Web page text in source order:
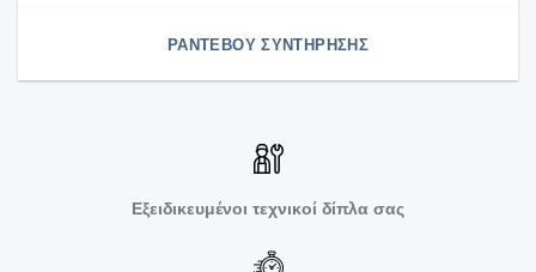
ΡΑΝΤΕΒΟΥ ΣΥΝΤΗΡΗΣΗΣ
Εξειδικευμένοι τεχνικοί δίπλα σας